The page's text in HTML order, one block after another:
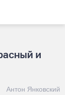
и
Антон Янковский